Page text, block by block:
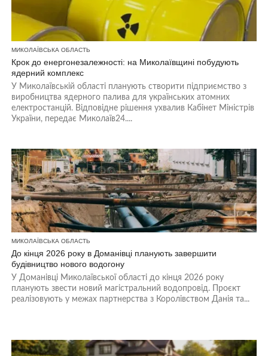
МИКОЛАЇВСЬКА ОБЛАСТЬ
Крок до енергонезалежності: на Миколаївщині побудують
ядерний комплекс
У Миколаївській області планують створити підприємство з
виробництва ядерного палива для українських атомних
електростанцій. Відповідне рішення ухвалив Кабінет Міністрів
України, передає Миколаїв24....
МИКОЛАЇВСЬКА ОБЛАСТЬ
До кінця 2026 року в Доманівці планують завершити
будівництво нового водогону
У Доманівці Миколаївської області до кінця 2026 року
планують звести новий магістральний водопровід. Проєкт
реалізовують у межах партнерства з Королівством Данія та...